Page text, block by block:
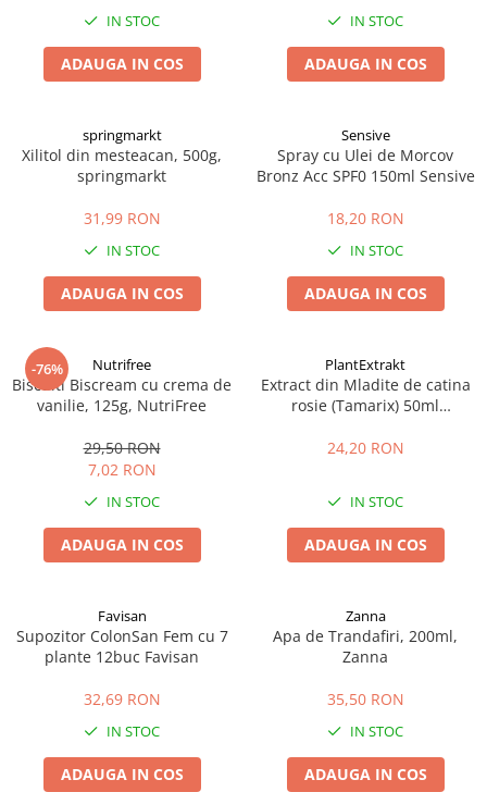
IN STOC
ADAUGA IN COS
IN STOC
ADAUGA IN COS
springmarkt
Xilitol din mesteacan, 500g,
springmarkt
31,99 RON
IN STOC
ADAUGA IN COS
Sensive
Spray cu Ulei de Morcov
Bronz Acc SPF0 150ml Sensive
18,20 RON
IN STOC
ADAUGA IN COS
-76% Nutrifree
Biscuiti Biscream cu crema de
vanilie, 125g, NutriFree
29,50 RON
7,02 RON
IN STOC
ADAUGA IN COS
PlantExtrakt
Extract din Mladite de catina
rosie (Tamarix) 50ml
24,20 RON
IN STOC
ADAUGA IN COS
Favisan
Supozitor ColonSan Fem cu 7
plante 12buc Favisan
32,69 RON
IN STOC
ADAUGA IN COS
Zanna
Apa de Trandafiri, 200ml,
Zanna
35,50 RON
IN STOC
ADAUGA IN COS